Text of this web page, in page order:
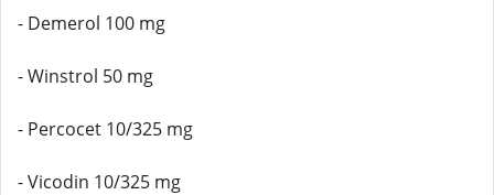
- Demerol 100 mg
- Winstrol 50 mg
- Percocet 10/325 mg
- Vicodin 10/325 mg